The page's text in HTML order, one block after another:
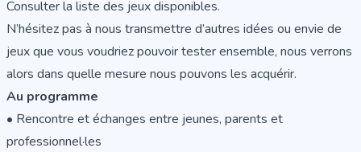
Consulter la liste des jeux disponibles.
N’hésitez pas à nous transmettre d’autres idées ou envie de
jeux que vous voudriez pouvoir tester ensemble, nous verrons
alors dans quelle mesure nous pouvons les acquérir.
Au programme
• Rencontre et échanges entre jeunes, parents et
professionnel·les